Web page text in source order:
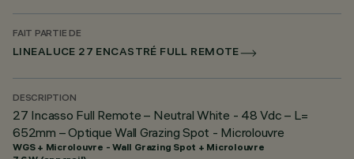
FAIT PARTIE DE
LINEALUCE 27 ENCASTRÉ FULL REMOTE
DESCRIPTION
27 Incasso Full Remote – Neutral White - 48 Vdc – L=
652mm – Optique Wall Grazing Spot - Microlouvre
WGS + Microlouvre - Wall Grazing Spot + Microlouvre